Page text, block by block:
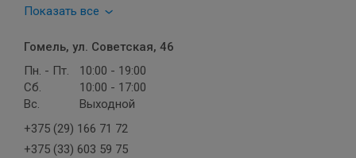
Показать все
Гомель, ул. Советская, 46
Пн. - Пт.
10:00 - 19:00
Сб.
10:00 - 17:00
Вс.
Выходной
+375 (29) 166 71 72
+375 (33) 603 59 75